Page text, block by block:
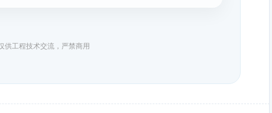
供工程技术交流，严禁商用